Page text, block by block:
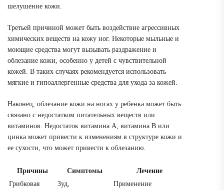
шелушение кожи.
Третьей причиной может быть воздействие агрессивных
химических веществ на кожу ног. Некоторые мыльные и
моющие средства могут вызывать раздражение и
облезание кожи, особенно у детей с чувствительной
кожей. В таких случаях рекомендуется использовать
мягкие и гипоаллергенные средства для ухода за кожей.
Наконец, облезание кожи на ногах у ребенка может быть
связано с недостатком питательных веществ или
витаминов. Недостаток витамина А, витамина В или
цинка может привести к изменениям в структуре кожи и
ее сухости, что может привести к облезанию.
Причины Симптомы
Лечение
Грибковая
Зуд,
Применение